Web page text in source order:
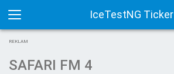
IceTestNG Ticker
Toggle
navigation
REKLAM
SAFARI FM 4